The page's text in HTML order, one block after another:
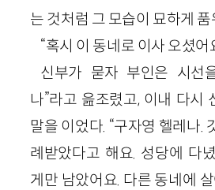
는 것처럼 그 모습이 묘하게
“혹시 이 동네로 이사 오셨어
신부가 묻자 부인은 시선
나”라고 읊조렸고, 이내 다시
말을 이었다. “구자영 헬레나.
례받았다고 해요. 성당에 다
게만 남았어요. 다른 동네에